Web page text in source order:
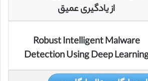
از یادگیری عمیق
Robust Intelligent Malware
Detection Using Deep